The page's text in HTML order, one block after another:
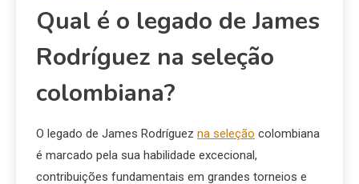
Qual é o legado de James
Rodríguez na seleção
colombiana?
O legado de James Rodríguez na seleção colombiana
é marcado pela sua habilidade excecional,
contribuições fundamentais em grandes torneios e